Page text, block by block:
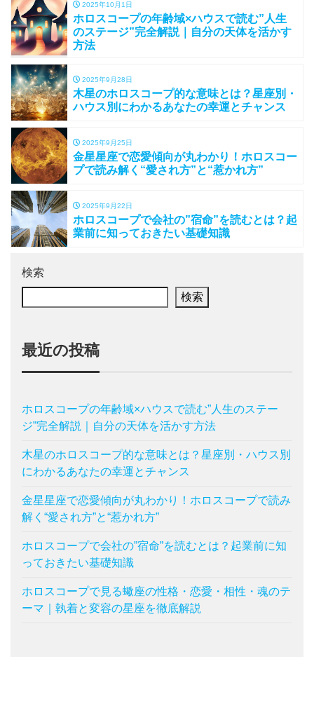
2025年10月1日
ホロスコープの年齢域×ハウスで読む”人生
のステージ”完全解説｜自分の天体を活かす
方法
2025年9月28日
木星のホロスコープ的な意味とは？星座別・
ハウス別にわかるあなたの幸運とチャンス
2025年9月25日
金星星座で恋愛傾向が丸わかり！ホロスコー
プで読み解く“愛され方”と“惹かれ方”
2025年9月22日
ホロスコープで会社の”宿命”を読むとは？起
業前に知っておきたい基礎知識
検索
検索
最近の投稿
ホロスコープの年齢域×ハウスで読む”人生のステー
ジ”完全解説｜自分の天体を活かす方法
木星のホロスコープ的な意味とは？星座別・ハウス別
にわかるあなたの幸運とチャンス
金星星座で恋愛傾向が丸わかり！ホロスコープで読み
解く“愛され方”と“惹かれ方”
ホロスコープで会社の”宿命”を読むとは？起業前に知
っておきたい基礎知識
ホロスコープで見る蠍座の性格・恋愛・相性・魂のテ
ーマ｜執着と変容の星座を徹底解説